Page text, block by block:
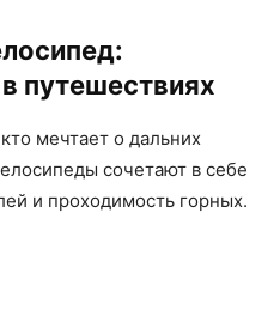
путешествиях
мечтает о дальних
сочетают в себе
и проходимость горных.